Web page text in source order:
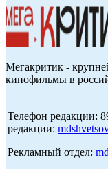
Мегакритик -
кинофильмы в
Телефон редакции:
редакции:
Рекламный отдел: